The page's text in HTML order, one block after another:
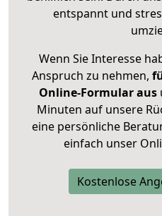
entspannt und
Wenn Sie Interesse
Anspruch zu nehmen,
Online-Formular aus
Minuten auf unsere
eine persönliche
einfach unser
Kostenlose